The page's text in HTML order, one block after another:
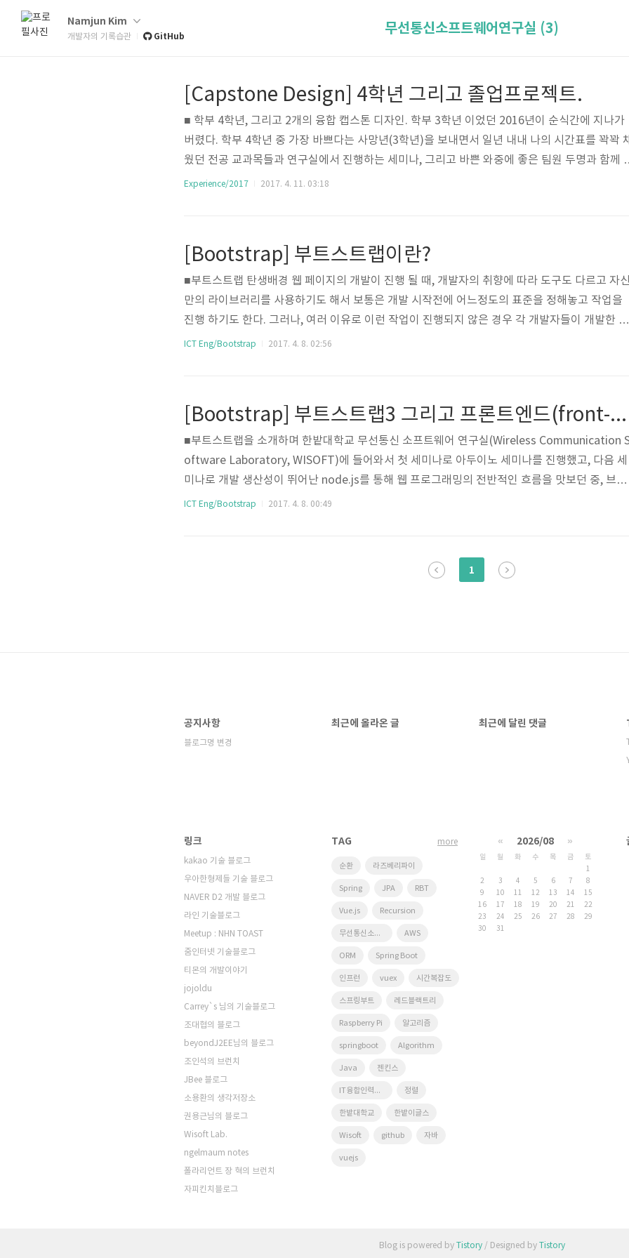
Namjun Kim
개발자의 기록습관 GitHub 무선통신소프트웨어연구실 (3)
[Capstone Design] 4학년 그리고 졸업프로젝트.
■ 학부 4학년, 그리고 2개의 융합 캡스톤 디자인. 학부 3학년 이었던 2016년이 순식간에 지나가
버렸다. 학부 4학년 중 가장 바쁘다는 사망년(3학년)을 보내면서 일년 내내 나의 시간표를 꽉꽉
웠던 전공 교과목들과 연구실에서 진행하는 세미나, 그리고 바쁜 와중에 좋은 팀원 두명과 함께
8개월 동안 밤낮없이 달리며 다수의 공모전과 기술경진대회에 참여해 좋은 성과를 얻었던 해상 안
면, 올해는 천천히 걸..
Experience/2017 2017. 4. 11. 03:18
[Bootstrap] 부트스트랩이란?
■부트스트랩 탄생배경 웹 페이지의 개발이 진행 될 때, 개발자의 취향에 따라 도구도 다르고 자신
만의 라이브러리를 사용하기도 해서 보통은 개발 시작전에 어느정도의 표준을 정해놓고 작업을
진행 하기도 한다. 그러나, 여러 이유로 이런 작업이 진행되지 않은 경우 각 개발자들이 개발한 결
과물이 제각각이기 때문에, 페이지의 각 부분 또는 기능별로 부분적인 작업을 진행한 후 병합 하는
의 직원인 Mark Otto와 Jacob Thornt..
ICT Eng/Bootstrap 2017. 4. 8. 02:56
[Bootstrap] 부트스트랩3 그리고 프론트엔드(front-end)와 백엔드(back-end)
■부트스트랩을 소개하며 한밭대학교 무선통신 소프트웨어 연구실(Wireless Communication
oftware Laboratory, WISOFT)에 들어와서 첫 세미나로 아두이노 세미나를 진행했고, 다음 세
미나로 개발 생산성이 뛰어난 node.js를 통해 웹 프로그래밍의 전반적인 흐름을 맛보던 중, 브라
우저 주소 입력창에 http://localhost:3000을 입력하고 나서 크롬 브라우저 화면에 찍힌 Hello,
엔드 개발자가 될 준비를 하고 있는 나에게, 그리고 학부 2, 3학년 동안 참여했던..
ICT Eng/Bootstrap 2017. 4. 8. 00:49
1
공지사항
블로그명 변경
최근에 올라온 글 최근에 달린 댓글
링크
kakao 기술 블로그
우아한형제들 기술 블로그
NAVER D2 개발 블로그
라인 기술블로그
Meetup : NHN TOAST
줌인터넷 기술블로그
티몬의 개발이야기
jojoldu
Carrey`s 님의 기술블로그
조대협의 블로그
beyondJ2EE님의 블로그
조인석의 브런치
JBee 블로그
소용환의 생각저장소
권용근님의 블로그
Wisoft Lab.
ngelmaum notes
폴라리언트 장 혁의 브런치
자피킨치블로그
TAG
순환 라즈베리파이
Spring JPA RBT
Vue.js Recursion
무선통신소프트웨어연구실 AWS
ORM Spring Boot
인프런 vuex 시간복잡도
스프링부트 레드블랙트리
Raspberry Pi 알고리즘
springboot Algorithm
Java 젠킨스
IT융합인력양성사업단 정렬
한밭대학교 한밭이글스
Wisoft github 자바
vuejs
more « 2026/08 »
일 월 화 수 목 금
토
1
2
3 4 5 6 7
8
9
10 11 12 13 14
15
16
17 18 19 20 21
22
23
24 25 26 27 28
29
30
31
Blog is powered by Tistory/ Designed by Tistory